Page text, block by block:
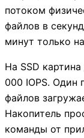
потоком
файлов в
минут только
На SSD
000 IOPS. Один
файлов
Накопитель
команды от